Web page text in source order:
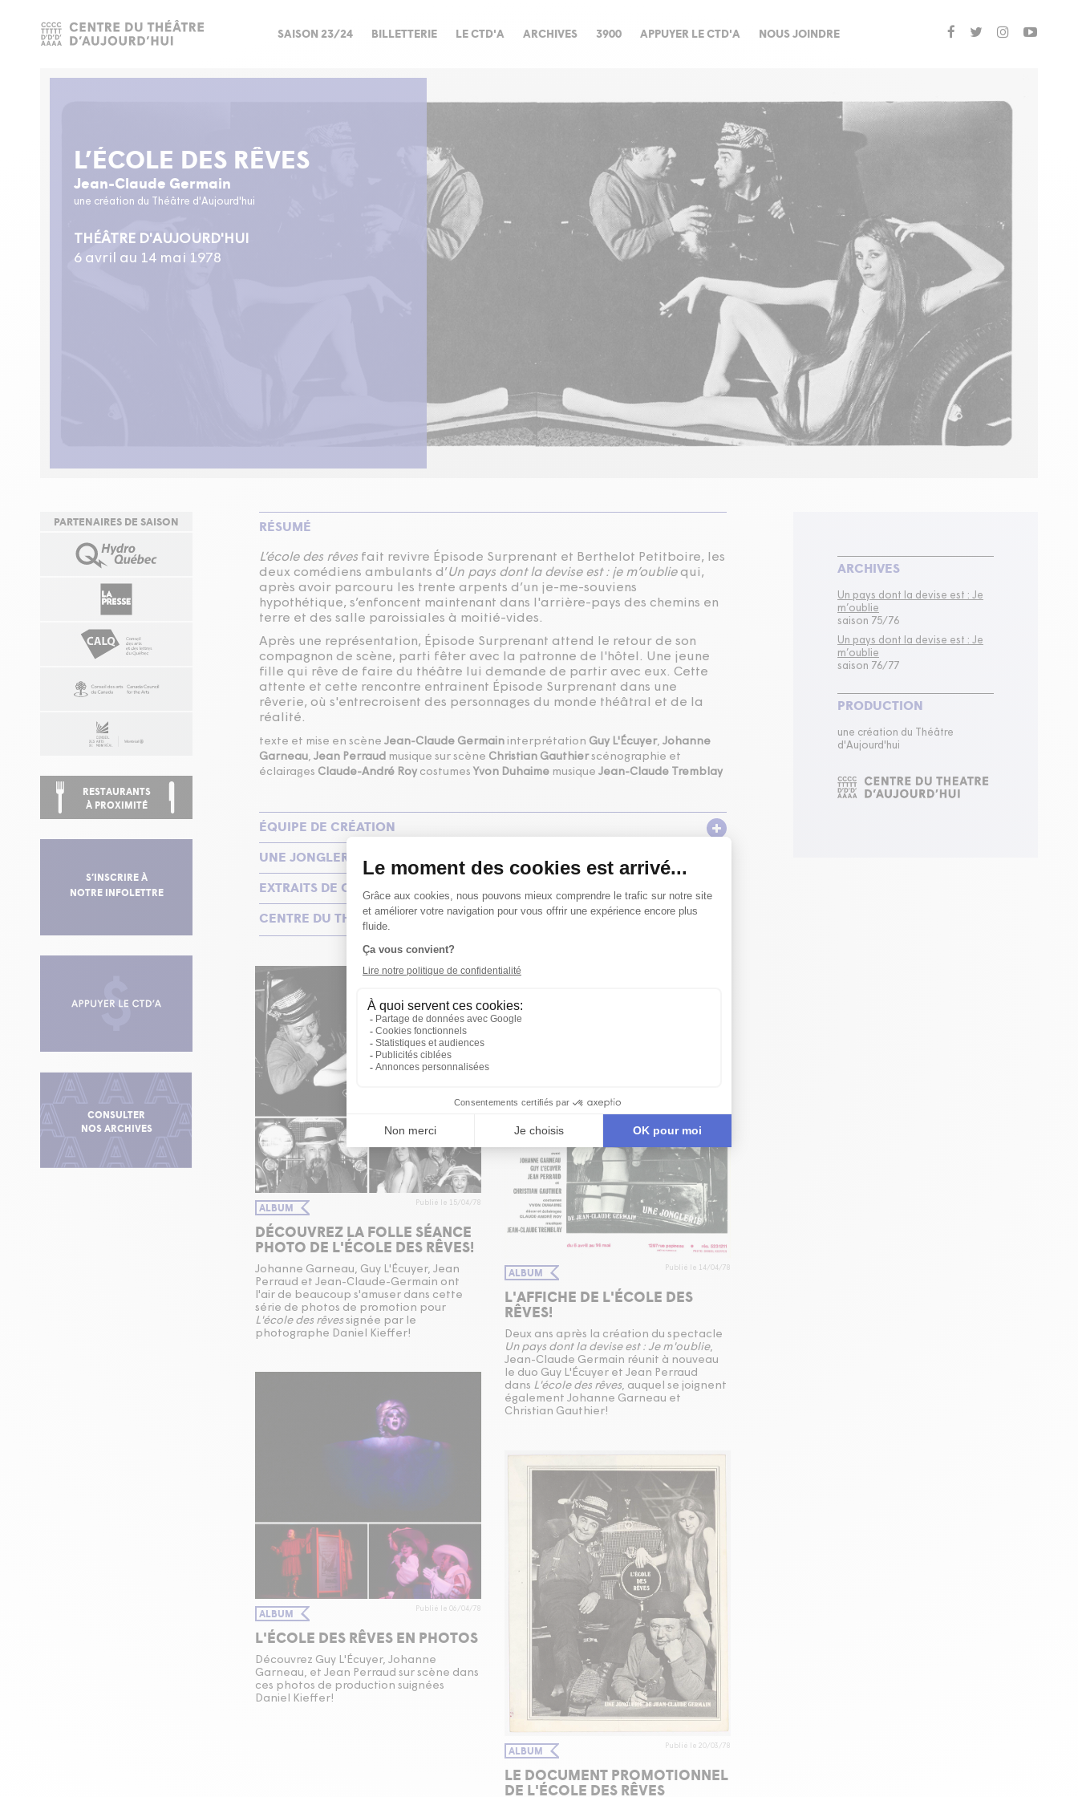
SAISON 23/24 BILLETTERIE LE CTD'A ARCHIVES 3900 APPUYER LE CTD'A NOUS JOINDRE
L’ÉCOLE DES RÊVES
Jean-Claude Germain
une création du Théâtre d'Aujourd'hui
THÉÂTRE D'AUJOURD'HUI
6 avril au 14 mai 1978
PARTENAIRES DE SAISON
RESTAURANTS
À PROXIMITÉ
S’INSCRIRE À
NOTRE INFOLETTRE
CONSULTER
NOS ARCHIVES
RÉSUMÉ
L’école des rêves fait revivre Épisode Surprenant et Berthelot Petitboire, les
deux comédiens ambulants d’Un pays dont la devise est : je m’oubliequi,
après avoir parcouru les trente arpents d’un je-me-souviens
hypothétique, s’enfoncent maintenant dans l'arrière-pays des chemins en
terre et des salle paroissiales à moitié-vides.
Après une représentation, Épisode Surprenant attend le retour de son
compagnon de scène, parti fêter avec la patronne de l'hôtel. Une jeune
fille qui rêve de faire du théâtre lui demande de partir avec eux. Cette
attente et cette rencontre entrainent Épisode Surprenant dans une
rêverie, où s'entrecroisent des personnages du monde théâtral et de la
réalité.
texte et mise en scène Jean-Claude Germain interprétation Guy L'Écuyer, Johanne
Garneau, Jean Perraud musique sur scène Christian Gauthier scénographie et
éclairages Claude-André Roy costumes Yvon Duhaime musique Jean-Claude Tremblay
ÉQUIPE DE CRÉATION
UNE JONGLERIE DE JEAN-CLAUDE GERMAIN
EXTRAITS DE CRITIQUES
CENTRE DU THÉÂTRE D'AUJOURD'HUI
ALBUM Publié le 15/04/78
DÉCOUVREZ LA FOLLE SÉANCE
PHOTO DE L'ÉCOLE DES RÊVES!
Johanne Garneau, Guy L'Écuyer, Jean
Perraud et Jean-Claude-Germain ont
l'air de beaucoup s'amuser dans cette
série de photos de promotion pour
L'école des rêves signée par le
photographe Daniel Kieffer!
ALBUM Publié le 14/04/78
L'AFFICHE DE L'ÉCOLE DES
RÊVES!
Deux ans après la création du spectacle
Un pays dont la devise est : Je m'oublie,
Jean-Claude Germain réunit à nouveau
le duo Guy L'Écuyer et Jean Perraud
dans L'école des rêves, auquel se joignent
également Johanne Garneau et
Christian Gauthier!
ALBUM Publié le 06/04/78
L'ÉCOLE DES RÊVES EN PHOTOS
Découvrez Guy L'Écuyer, Johanne
Garneau, et Jean Perraud sur scène dans
ces photos de production suignées
Daniel Kieffer!
ALBUM Publié le 20/03/78
LE DOCUMENT PROMOTIONNEL
DE L'ÉCOLE DES RÊVES
ARCHIVES
Un pays dont la devise est : Je
m’oublie
saison 75/76
Un pays dont la devise est : Je
m’oublie
saison 76/77
PRODUCTION
une création du Théâtre
d'Aujourd'hui